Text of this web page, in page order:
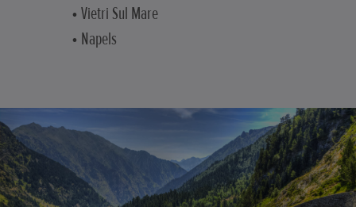
• Vietri Sul Mare
• Napels